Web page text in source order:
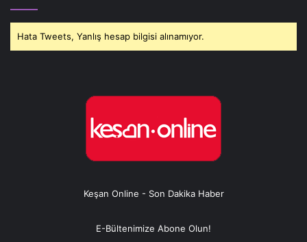
Hata Tweets, Yanlış hesap bilgisi alınamıyor.
Keşan Online - Son Dakika Haber
E-Bültenimize Abone Olun!